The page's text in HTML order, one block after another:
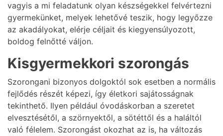
vagyis a mi feladatunk olyan készségekkel felvértezni
gyermekünket, melyek lehetővé teszik, hogy legyőzze
az akadályokat, elérje céljait és kiegyensúlyozott,
boldog felnőtté váljon.
Kisgyermekkori szorongás
Szorongani bizonyos dolgoktól sok esetben a normális
fejlődés részét képezi, így életkori sajátosságnak
tekinthető. Ilyen például óvodáskorban a szeretet
elvesztésétől, a szörnyektől, a sötéttől és a haláltól
való félelem. Szorongást okozhat az is, ha változás